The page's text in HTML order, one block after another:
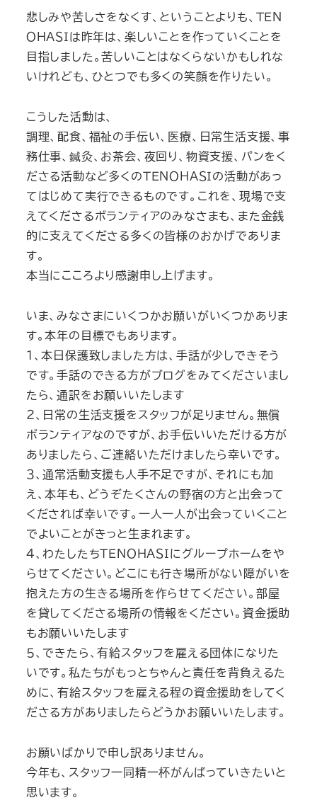
悲しみや苦しさをなくす、ということよりも、ＴＥＮ
ＯＨＡＳＩは昨年は、楽しいことを作っていくことを
目指しました。苦しいことはなくらないかもしれな
いけれども、ひとつでも多くの笑顔を作りたい。
こうした活動は、
調理、配食、福祉の手伝い、医療、日常生活支援、事
務仕事、鍼灸、お茶会、夜回り、物資支援、パンをく
ださる活動など多くのＴＥＮＯＨＡＳＩの活動があっ
てはじめて実行できるものです。これを、現場で支
えてくださるボランティアのみなさまも、また金銭
的に支えてくださる多くの皆様のおかげでありま
す。
本当にこころより感謝申し上げます。
いま、みなさまにいくつかお願いがいくつかありま
す。本年の目標でもあります。
1、本日保護致しました方は、手話が少しできそう
です。手話のできる方がブログをみてくださいまし
たら、通訳をお願いいたします
２、日常の生活支援をスタッフが足りません。無償
ボランティアなのですが、お手伝いいただける方が
ありましたら、ご連絡いただけましたら幸いです。
３、通常活動支援も人手不足ですが、それにも加
え、本年も、どうぞたくさんの野宿の方と出会って
くだされば幸いです。一人一人が出会っていくこと
でよいことがきっと生まれます。
４、わたしたちＴＥＮＯＨＡＳＩにグループホームをや
らせてください。どこにも行き場所がない障がいを
抱えた方の生きる場所を作らせてください。部屋
を貸してくださる場所の情報をください。資金援助
もお願いいたします
５、できたら、有給スタッフを雇える団体になりた
いです。私たちがもっとちゃんと責任を背負えるた
めに、有給スタッフを雇える程の資金援助をしてく
ださる方がありましたらどうかお願いいたします。
お願いばかりで申し訳ありません。
今年も、スタッフ一同精一杯がんばっていきたいと
思います。